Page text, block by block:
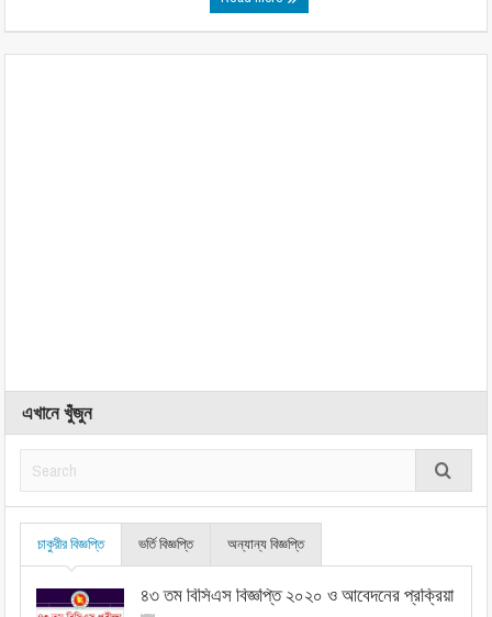
এখানে খুঁজুন
চাকুরীর বিজ্ঞপ্তি ভর্তি বিজ্ঞপ্তি অন্যান্য বিজ্ঞপ্তি
৪৩ তম বিসিএস বিজ্ঞপ্তি ২০২০ ও আবেদনের প্রক্রিয়া